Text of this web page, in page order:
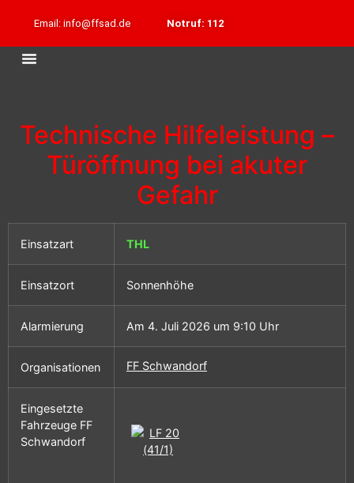
Email: info@ffsad.de Notruf: 112
Technische Hilfeleistung –
Türöffnung bei akuter
Gefahr
Einsatzart THL
Einsatzort Sonnenhöhe
Alarmierung Am 4. Juli 2026 um 9:10 Uhr
Organisationen FF Schwandorf
Eingesetzte
Fahrzeuge FF
Schwandorf